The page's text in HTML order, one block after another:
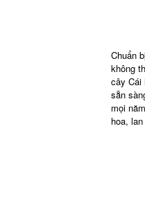
Chuẩn
không
cây Cái
sẵn
mọi
hoa,